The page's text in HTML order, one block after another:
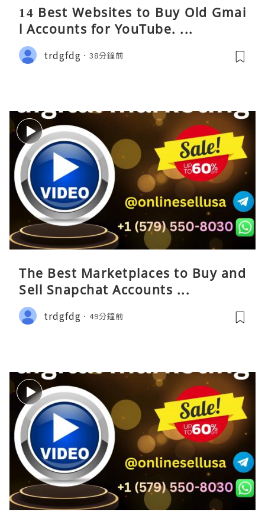
14 Best Websites to Buy Old Gmai
l Accounts for YouTube. ...
trdgfdg 38分鐘前
The Best Marketplaces to Buy and
Sell Snapchat Accounts ...
trdgfdg 49分鐘前